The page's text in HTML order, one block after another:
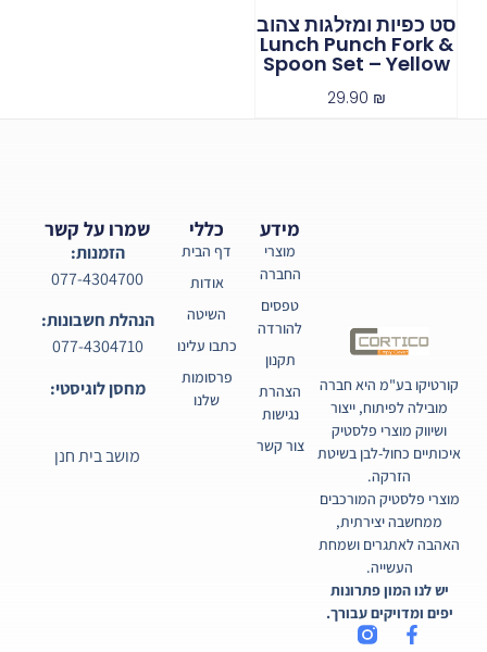
סט כפיות ומזלגות צהוב
Lunch Punch Fork &
Spoon Set – Yellow
29.90 ₪
קורטיקו בע"מ היא חברה
מובילה לפיתוח, ייצור
ושיווק מוצרי פלסטיק
איכותיים כחול-לבן בשיטת
הזרקה.
מוצרי פלסטיק המורכבים
ממחשבה יצירתית,
האהבה לאתגרים ושמחת
העשייה.
יש לנו המון פתרונות
יפים ומדויקים עבורך.
כללי
דף הבית
אודות
השיטה
כתבו עלינו
פרסומות
שלנו
מידע
מוצרי
החברה
טפסים
להורדה
תקנון
הצהרת
נגישות
צור קשר
שמרו על קשר
הזמנות:
077-4304700
הנהלת חשבונות:
077-4304710
מחסן לוגיסטי:
מושב בית חנן